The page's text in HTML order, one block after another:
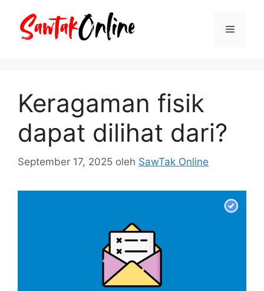
Menu
Keragaman fisik
dapat dilihat dari?
September 17, 2025 oleh SawTak Online